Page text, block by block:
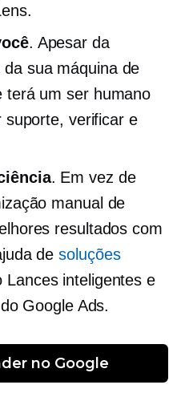
. Apesar da
sua máquina de
terá um ser humano
suporte, verificar e
. Em vez de
manual de
resultados com
desoluções
Lances inteligentes e
Google Ads.
no Google